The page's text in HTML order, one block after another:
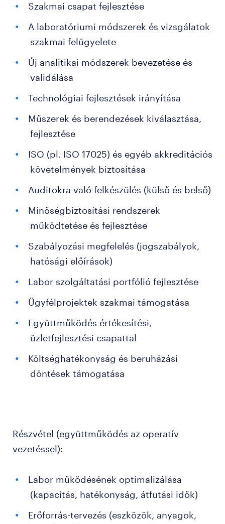
Szakmai csapat fejlesztése
A laboratóriumi módszerek és vizsgálatok
szakmai felügyelete
Új analitikai módszerek bevezetése és
validálása
Technológiai fejlesztések irányítása
Műszerek és berendezések kiválasztása,
fejlesztése
ISO (pl. ISO 17025) és egyéb akkreditációs
követelmények biztosítása
Auditokra való felkészülés (külső és belső)
Minőségbiztosítási rendszerek
működtetése és fejlesztése
Szabályozási megfelelés (jogszabályok,
hatósági előírások)
Labor szolgáltatási portfólió fejlesztése
Ügyfélprojektek szakmai támogatása
Együttműködés értékesítési,
üzletfejlesztési csapattal
Költséghatékonyság és beruházási
döntések támogatása
Részvétel (együttműködés az operatív
vezetéssel):
Labor működésének optimalizálása
(kapacitás, hatékonyság, átfutási idők)
Erőforrás-tervezés (eszközök, anyagok,